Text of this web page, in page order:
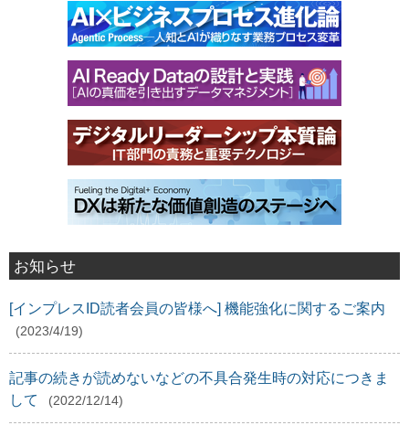
お知らせ
[インプレスID読者会員の皆様へ] 機能強化に関するご案内
(2023/4/19)
記事の続きが読めないなどの不具合発生時の対応につきま
して
(2022/12/14)